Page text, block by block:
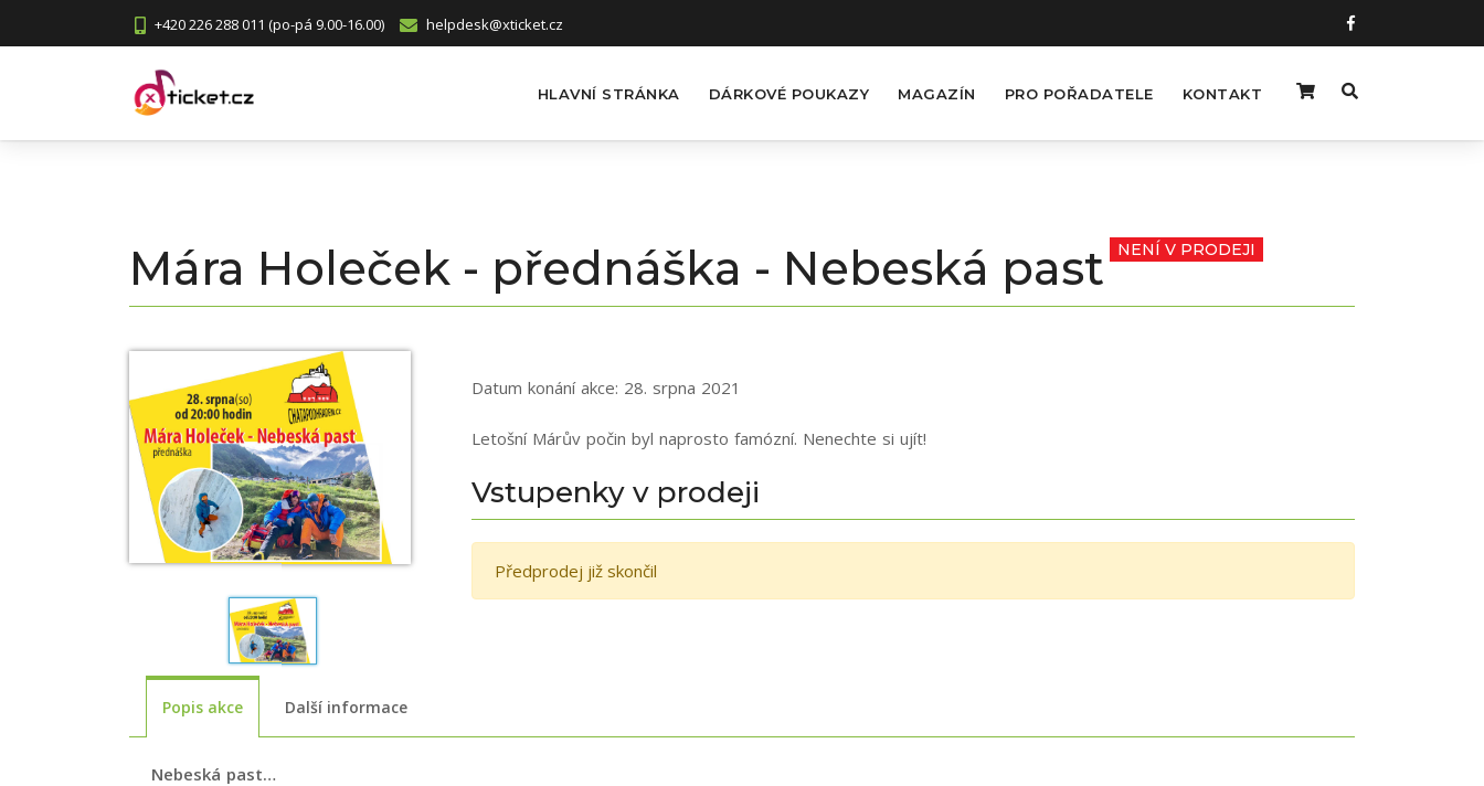
+420 226 288 011 (po-pá 9.00-16.00) helpdesk@xticket.cz
HLAVNÍ STRÁNKA DÁRKOVÉ POUKAZY MAGAZÍN PRO POŘADATELE KONTAKT
Mára Holeček - přednáška - Nebeská past NENÍ V PRODEJI
Datum konání akce: 28. srpna 2021
Letošní Márův počin byl naprosto famózní. Nenechte si ujít!
Vstupenky v prodeji
Předprodej již skončil
Popis akce Další informace
Nebeská past…